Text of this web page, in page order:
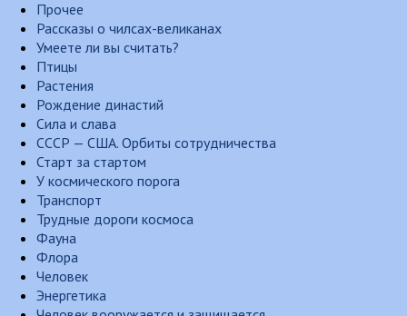
Прочее
Рассказы о чилсах-великанах
Умеете ли вы считать?
Птицы
Растения
Рождение династий
Сила и слава
СССР — США. Орбиты сотрудничества
Старт за стартом
У космического порога
Транспорт
Трудные дороги космоса
Фауна
Флора
Человек
Энергетика